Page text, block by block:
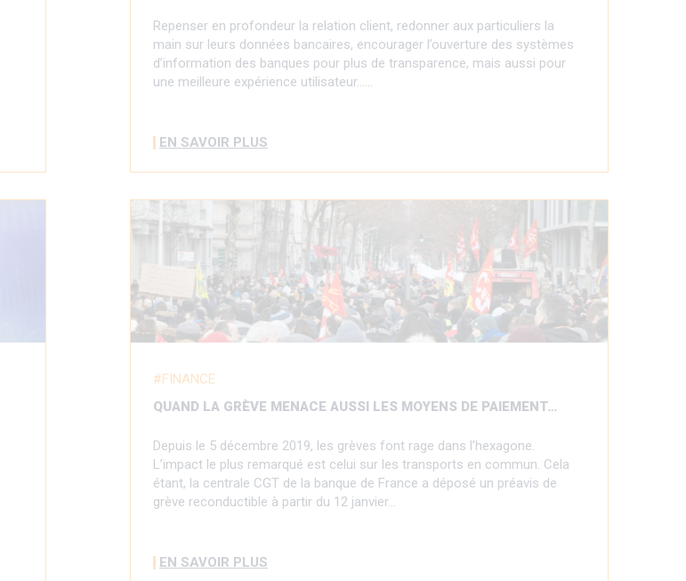
Repenser en profondeur la relation client, redonner aux particuliers la
main sur leurs données bancaires, encourager l’ouverture des systèmes
d’information des banques pour plus de transparence, mais aussi pour
une meilleure expérience utilisateur……
EN SAVOIR PLUS
FINANCE
QUAND LA GRÈVE MENACE AUSSI LES MOYENS DE PAIEMENT…
Depuis le 5 décembre 2019, les grèves font rage dans l’hexagone.
L’impact le plus remarqué est celui sur les transports en commun. Cela
étant, la centrale CGT de la banque de France a déposé un préavis de
grève reconductible à partir du 12 janvier…
EN SAVOIR PLUS